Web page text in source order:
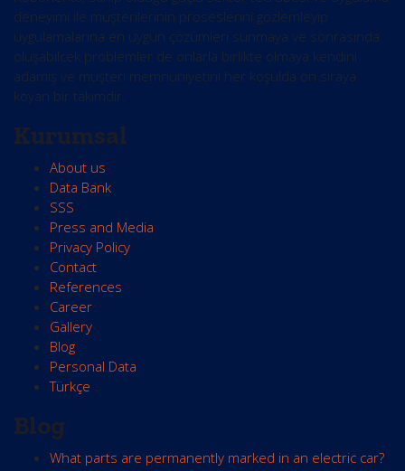
deneyimi ile müşterilerinin proseslerini gözlemleyip
uygulamalarına en uygun çözümleri sunmaya ve sonrasında
oluşabilcek problemler de onlarla birlikte olmaya kendini
adamış ve müşteri memnuniyetini her koşulda ön sıraya
koyan bir takımdır.
Kurumsal
About us
Data Bank
SSS
Press and Media
Privacy Policy
Contact
References
Career
Gallery
Blog
Personal Data
Türkçe
Blog
What parts are permanently marked in an electric car?